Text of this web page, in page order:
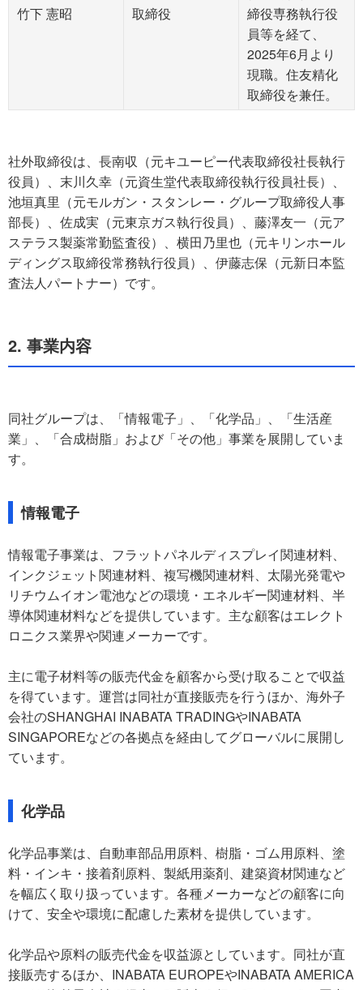
竹下 憲昭 取締役
締役専務執行役
員等を経て、
2025年6月より
現職。住友精化
取締役を兼任。
社外取締役は、長南収（元キユーピー代表取締役社長執行
役員）、末川久幸（元資生堂代表取締役執行役員社長）、
池垣真里（元モルガン・スタンレー・グループ取締役人事
部長）、佐成実（元東京ガス執行役員）、藤澤友一（元ア
ステラス製薬常勤監査役）、横田乃里也（元キリンホール
ディングス取締役常務執行役員）、伊藤志保（元新日本監
査法人パートナー）です。
2. 事業内容
同社グループは、「情報電子」、「化学品」、「生活産
業」、「合成樹脂」および「その他」事業を展開していま
す。
情報電子
情報電子事業は、フラットパネルディスプレイ関連材料、
インクジェット関連材料、複写機関連材料、太陽光発電や
リチウムイオン電池などの環境・エネルギー関連材料、半
導体関連材料などを提供しています。主な顧客はエレクト
ロニクス業界や関連メーカーです。
主に電子材料等の販売代金を顧客から受け取ることで収益
を得ています。運営は同社が直接販売を行うほか、海外子
会社のSHANGHAI INABATA TRADINGやINABATA
SINGAPOREなどの各拠点を経由してグローバルに展開し
ています。
化学品
化学品事業は、自動車部品用原料、樹脂・ゴム用原料、塗
料・インキ・接着剤原料、製紙用薬剤、建築資材関連など
を幅広く取り扱っています。各種メーカーなどの顧客に向
けて、安全や環境に配慮した素材を提供しています。
化学品や原料の販売代金を収益源としています。同社が直
接販売するほか、INABATA EUROPEやINABATA AMERICA